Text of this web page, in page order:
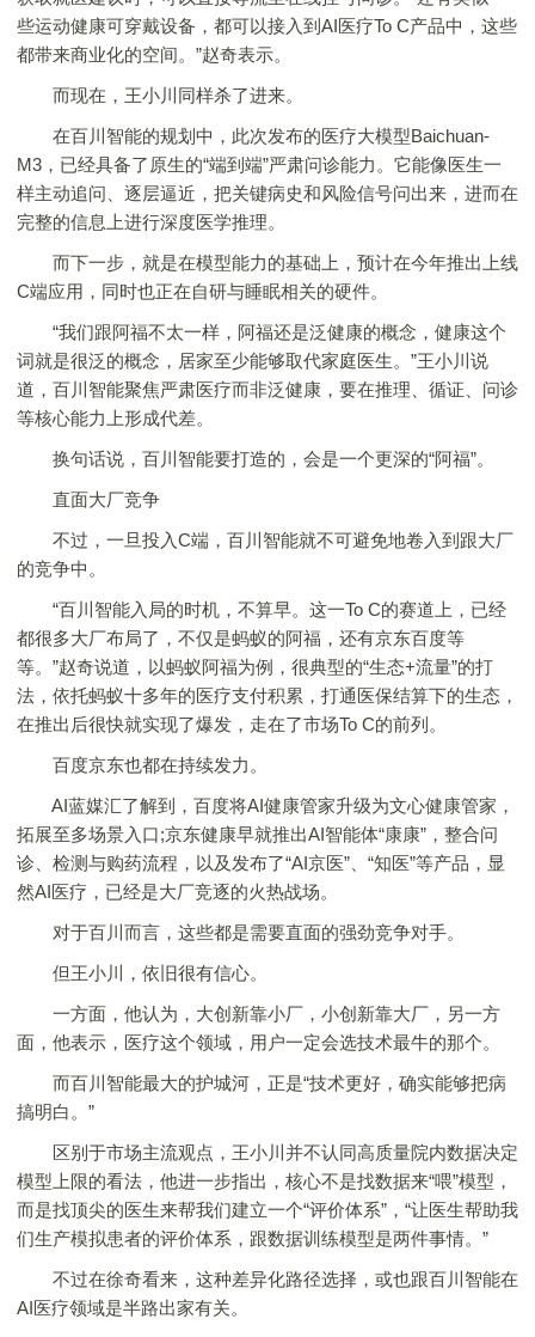
些运动健康可穿戴设备，都可以接入到AI医疗To C产品中，这些
都带来商业化的空间。”赵奇表示。
而现在，王小川同样杀了进来。
在百川智能的规划中，此次发布的医疗大模型Baichuan-
M3，已经具备了原生的“端到端”严肃问诊能力。它能像医生一
样主动追问、逐层逼近，把关键病史和风险信号问出来，进而在
完整的信息上进行深度医学推理。
而下一步，就是在模型能力的基础上，预计在今年推出上线
C端应用，同时也正在自研与睡眠相关的硬件。
“我们跟阿福不太一样，阿福还是泛健康的概念，健康这个
词就是很泛的概念，居家至少能够取代家庭医生。”王小川说
道，百川智能聚焦严肃医疗而非泛健康，要在推理、循证、问诊
等核心能力上形成代差。
换句话说，百川智能要打造的，会是一个更深的“阿福”。
直面大厂竞争
不过，一旦投入C端，百川智能就不可避免地卷入到跟大厂
的竞争中。
“百川智能入局的时机，不算早。这一To C的赛道上，已经
都很多大厂布局了，不仅是蚂蚁的阿福，还有京东百度等
等。”赵奇说道，以蚂蚁阿福为例，很典型的“生态+流量”的打
法，依托蚂蚁十多年的医疗支付积累，打通医保结算下的生态，
在推出后很快就实现了爆发，走在了市场To C的前列。
百度京东也都在持续发力。
AI蓝媒汇了解到，百度将AI健康管家升级为文心健康管家，
拓展至多场景入口;京东健康早就推出AI智能体“康康”，整合问
诊、检测与购药流程，以及发布了“AI京医”、“知医”等产品，显
然AI医疗，已经是大厂竞逐的火热战场。
对于百川而言，这些都是需要直面的强劲竞争对手。
但王小川，依旧很有信心。
一方面，他认为，大创新靠小厂，小创新靠大厂，另一方
面，他表示，医疗这个领域，用户一定会选技术最牛的那个。
而百川智能最大的护城河，正是“技术更好，确实能够把病
搞明白。”
区别于市场主流观点，王小川并不认同高质量院内数据决定
模型上限的看法，他进一步指出，核心不是找数据来“喂”模型，
而是找顶尖的医生来帮我们建立一个“评价体系”，“让医生帮助我
们生产模拟患者的评价体系，跟数据训练模型是两件事情。”
不过在徐奇看来，这种差异化路径选择，或也跟百川智能在
AI医疗领域是半路出家有关。